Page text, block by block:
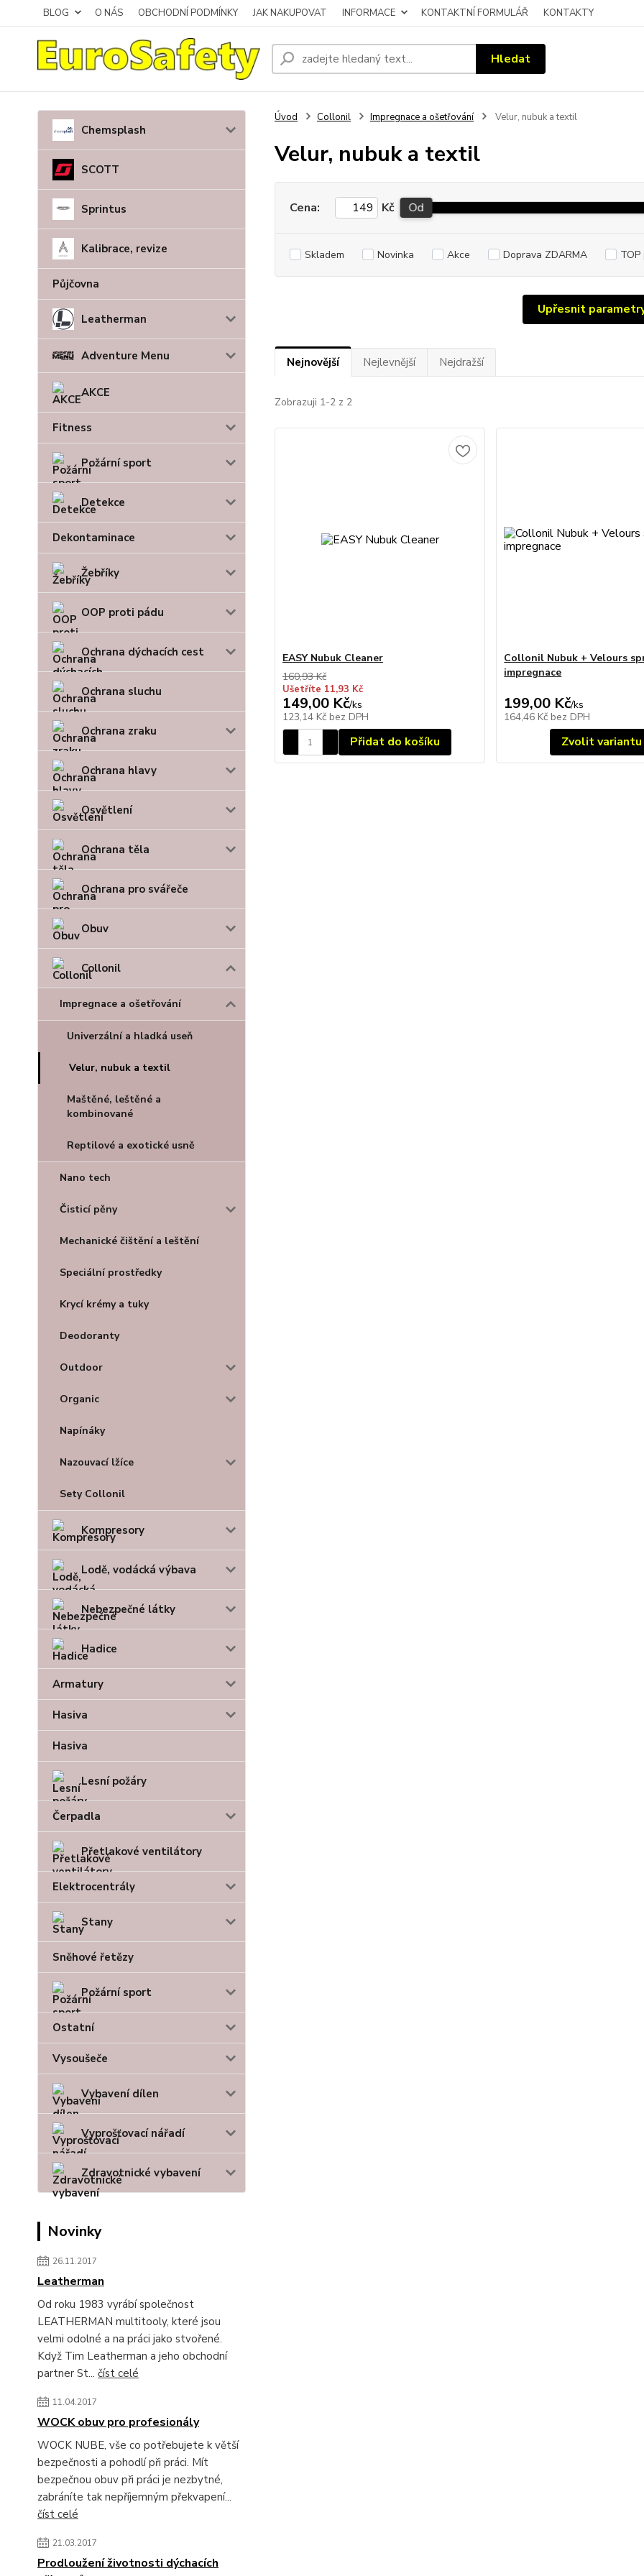
BLOG O NÁS OBCHODNÍ PODMÍNKY JAK NAKUPOVAT INFORMACE KONTAKTNÍ FORMULÁŘ KONTAKTY
Hledat
Chemsplash
SCOTT
Sprintus
Kalibrace, revize
Půjčovna
Leatherman
Adventure Menu
AKCE
Fitness
Požární sport
Detekce
Dekontaminace
Žebříky
OOP proti pádu
Ochrana dýchacích cest
Ochrana sluchu
Ochrana zraku
Ochrana hlavy
Osvětlení
Ochrana těla
Ochrana pro svářeče
Obuv
Collonil
Impregnace a ošetřování
Univerzální a hladká useň
Velur, nubuk a textil
Maštěné, leštěné a
kombinované
Reptilové a exotické usně
Nano tech
Čisticí pěny
Mechanické čištění a leštění
Speciální prostředky
Krycí krémy a tuky
Deodoranty
Outdoor
Organic
Napínáky
Nazouvací lžíce
Sety Collonil
Kompresory
Lodě, vodácká výbava
Nebezpečné látky
Hadice
Armatury
Hasiva
Hasiva
Lesní požáry
Čerpadla
Přetlakové ventilátory
Elektrocentrály
Stany
Sněhové řetězy
Požární sport
Ostatní
Vysoušeče
Vybavení dílen
Vyprošťovací nářadí
Zdravotnické vybavení
Novinky
26.11.2017
Leatherman
Od roku 1983 vyrábí společnost
LEATHERMAN multitooly, které jsou
velmi odolné a na práci jako stvořené.
Když Tim Leatherman a jeho obchodní
partner St... číst celé
11.04.2017
WOCK obuv pro profesionály
WOCK NUBE, vše co potřebujete k větší
bezpečnosti a pohodlí při práci. Mít
bezpečnou obuv při práci je nezbytné,
zabráníte tak nepříjemným překvapení...
číst celé
21.03.2017
Prodloužení životnosti dýchacích
Úvod Collonil Impregnace a ošetřování Velur, nubuk a textil
Velur, nubuk a textil
Upřesnit
Cena: Kč Od
Skladem Novinka Akce Doprava ZDARMA
Nejnovější Nejlevnější Nejdražší
Zobrazuji 1-2 z 2
EASY Nubuk Cleaner
160,93 Kč
Ušetříte 11,93 Kč
149,00 Kč/ks
123,14 Kč bez DPH
Přidat do košíku
Collonil Nubuk + Velours
impregnace
199,00 Kč/ks
164,46 Kč bez DPH
Zvolit variantu